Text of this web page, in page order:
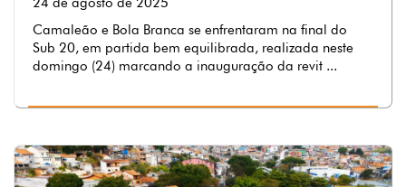
Camaleão e Bola Branca se enfrentaram na final do
Sub 20, em partida bem equilibrada, realizada neste
domingo (24) marcando a inauguração da revit ...